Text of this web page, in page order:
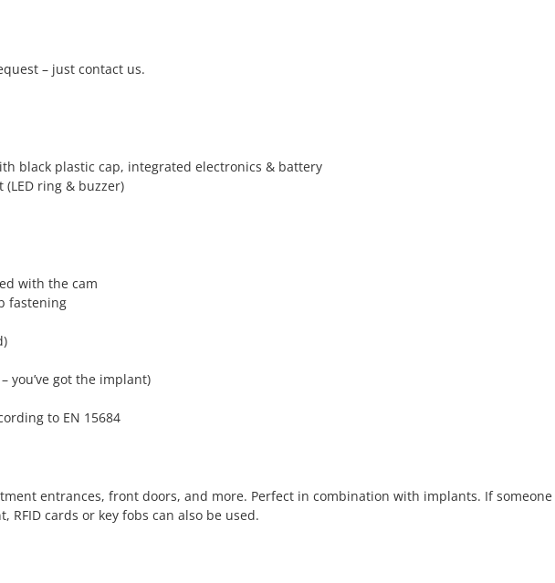
– just contact us.
black plastic cap, integrated electronics & battery
ring & buzzer)
with the cam
fastening
you’ve got the implant)
to EN 15684
entrances, front doors, and more. Perfect in combination with implants. If someone
RFID cards or key fobs can also be used.